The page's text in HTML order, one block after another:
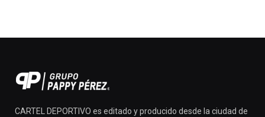
CARTEL DEPORTIVO es editado y producido desde la ciudad de